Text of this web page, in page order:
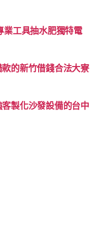
工具抽水肥獨特電
的新竹借錢合法大寮
製化沙發設備的台中